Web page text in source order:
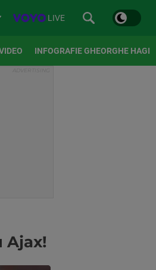
LIVE
INFOGRAFIE GHEORGHE HAGI
Ajax!